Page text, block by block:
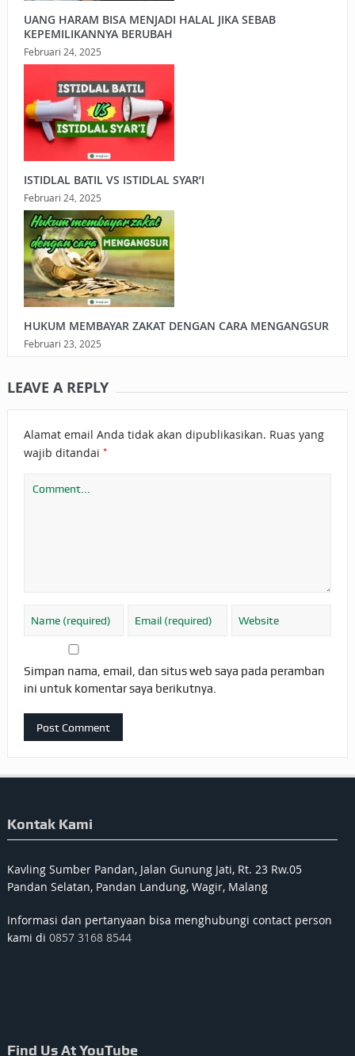
UANG HARAM BISA MENJADI HALAL JIKA SEBAB
KEPEMILIKANNYA BERUBAH
Februari 24, 2025
ISTIDLAL BATIL VS ISTIDLAL SYAR’I
Februari 24, 2025
HUKUM MEMBAYAR ZAKAT DENGAN CARA MENGANGSUR
Februari 23, 2025
LEAVE A REPLY
Alamat email Anda tidak akan dipublikasikan. Ruas yang
wajib ditandai *
Simpan nama, email, dan situs web saya pada peramban
ini untuk komentar saya berikutnya.
Kontak Kami
Kavling Sumber Pandan, Jalan Gunung Jati, Rt. 23 Rw.05
Pandan Selatan, Pandan Landung, Wagir, Malang
Informasi dan pertanyaan bisa menghubungi contact person
kami di 0857 3168 8544
Find Us At YouTube